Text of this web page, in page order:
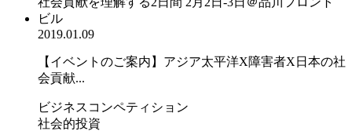
2019.01.09
【イベントのご案内】アジア太平洋X障害者X日本の社
会貢献...
ビジネスコンペティション
社会的投資